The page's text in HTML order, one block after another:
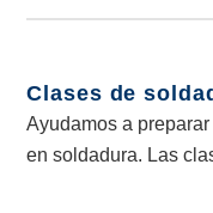
Clases de
Ayudamos a
en soldadura. Las